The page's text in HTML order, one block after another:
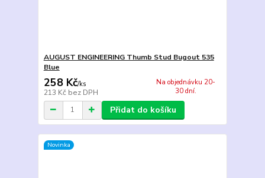
AUGUST ENGINEERING Thumb Stud Bugout 535
Blue
258 Kč/ks
213 Kč bez DPH
Na objednávku 20-
30 dní.
Přidat do košíku
Novinka